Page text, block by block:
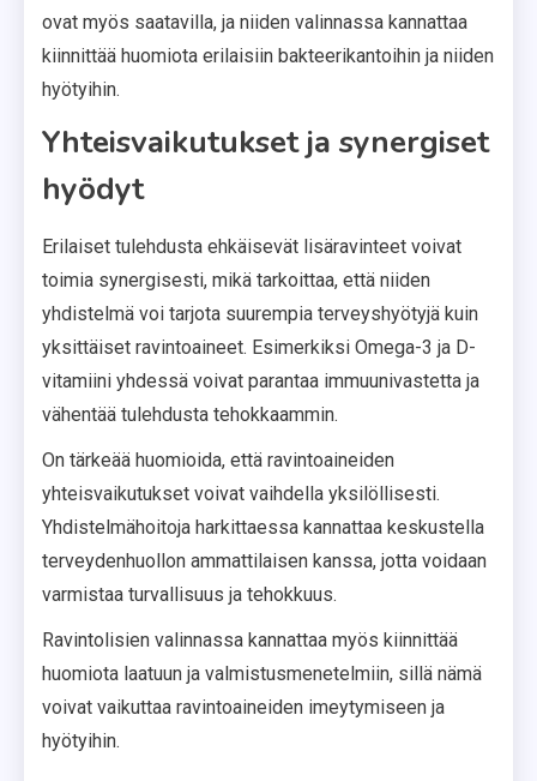
ovat myös saatavilla, ja niiden valinnassa kannattaa
kiinnittää huomiota erilaisiin bakteerikantoihin ja niiden
hyötyihin.
Yhteisvaikutukset ja synergiset
hyödyt
Erilaiset tulehdusta ehkäisevät lisäravinteet voivat
toimia synergisesti, mikä tarkoittaa, että niiden
yhdistelmä voi tarjota suurempia terveyshyötyjä kuin
yksittäiset ravintoaineet. Esimerkiksi Omega-3 ja D-
vitamiini yhdessä voivat parantaa immuunivastetta ja
vähentää tulehdusta tehokkaammin.
On tärkeää huomioida, että ravintoaineiden
yhteisvaikutukset voivat vaihdella yksilöllisesti.
Yhdistelmähoitoja harkittaessa kannattaa keskustella
terveydenhuollon ammattilaisen kanssa, jotta voidaan
varmistaa turvallisuus ja tehokkuus.
Ravintolisien valinnassa kannattaa myös kiinnittää
huomiota laatuun ja valmistusmenetelmiin, sillä nämä
voivat vaikuttaa ravintoaineiden imeytymiseen ja
hyötyihin.